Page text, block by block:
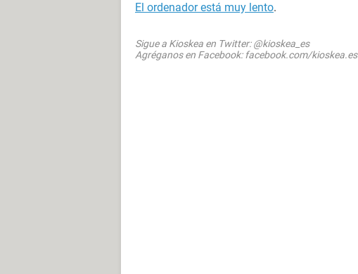
El ordenador está muy lento.
Sigue a Kioskea en Twitter: @kioskea_es
Agréganos en Facebook: facebook.com/kioskea.es